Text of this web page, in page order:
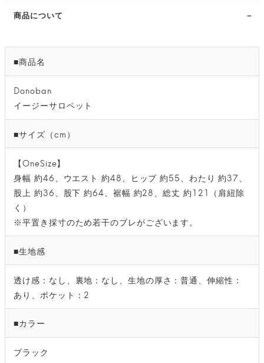
商品について
■商品名
Donoban
イージーサロペット
■サイズ（cm）
【OneSize】
身幅 約46、ウエスト 約48、ヒップ 約55、わたり 約37、
股上 約36、股下 約64、裾幅 約28、総丈 約121（肩紐除
く）
※平置き採寸のため若干のブレがございます。
■生地感
透け感：なし、裏地：なし、生地の厚さ：普通、伸縮性：
あり、ポケット：2
■カラー
ブラック